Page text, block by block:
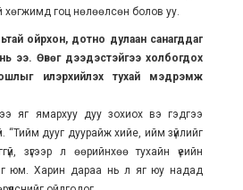
хөгжимд гоц нөлөөлсөн болов уу.
ойрхон, дотно дулаан санагддаг
ээ. Өвөг дээдэстэйгээ холбогдох
илэрхийлэх тухай мэдрэмж
яг ямархуу дуу зохиох вэ гэдгээ
“Тийм дууг дуурайж хийе, ийм зүйлийг
зүгээр л өөрийнхөө тухайн үеийн
юм. Харин дараа нь л яг юу надад